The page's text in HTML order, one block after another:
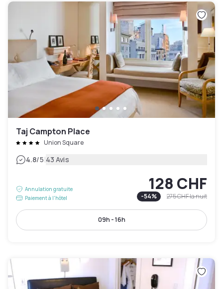
Taj Campton Place
Union Square
4.8/5|43 Avis
Annulation gratuite
Paiement à l'hôtel
128 CHF
-54% 275 CHFla nuit
09h - 16h